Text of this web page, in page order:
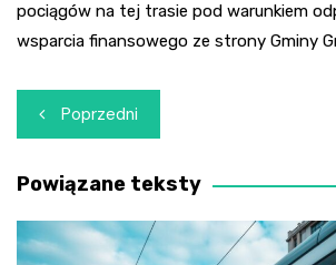
pociągów na tej trasie pod warunkiem
wsparcia finansowego ze strony Gminy
Nawigacja
wpisu
Poprzedni
Powiązane teksty